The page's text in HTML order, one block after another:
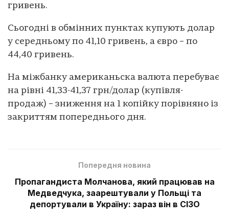
гривень.
Сьогодні в обмінних пунктах купують долар
у середньому по 41,10 гривень, а євро – по
44,40 гривень.
На міжбанку американьска валюта перебуває
на рівні 41,33-41,37 грн/долар (купівля-
продаж) – зниження на 1 копійку порівняно із
закриттям попереднього дня.
Попередня новина
Пропагандиста Молчанова, який працював на
Медведчука, заарештували у Польщі та
депортували в Україну: зараз він в СІЗО